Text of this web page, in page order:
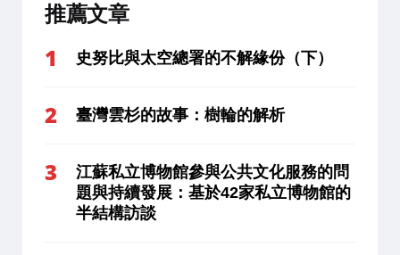
推薦文章
史努比與太空總署的不解緣份（下）
臺灣雲杉的故事：樹輪的解析
江蘇私立博物館參與公共文化服務的問
題與持續發展：基於42家私立博物館的
半結構訪談